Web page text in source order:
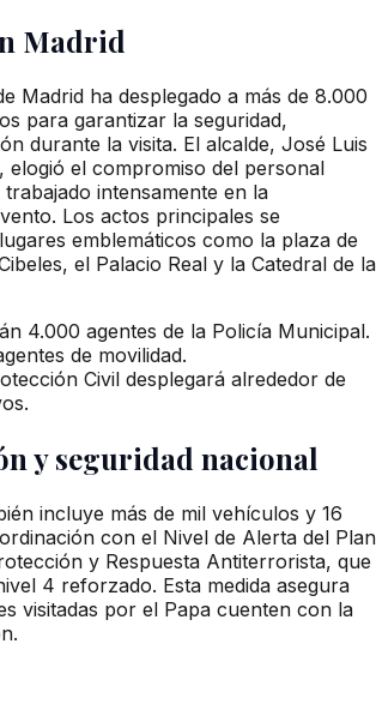
Madrid
Madrid ha desplegado a más de 8.000
para garantizar la seguridad,
durante la visita. El alcalde, José Luis
elogió el compromiso del personal
intensamente en la
Los actos principales se
emblemáticos como la plaza de
el Palacio Real y la Catedral de la
4.000 agentes de la Policía Municipal.
de movilidad.
Civil desplegará alrededor de
y seguridad nacional
incluye más de mil vehículos y 16
con el Nivel de Alerta del Plan
y Respuesta Antiterrorista, que
4 reforzado. Esta medida asegura
visitadas por el Papa cuenten con la